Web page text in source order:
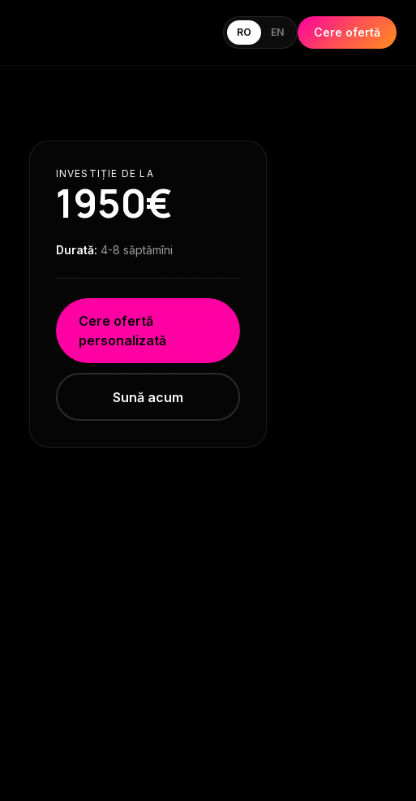
RO EN Cere ofertă
INVESTIȚIE DE LA
1950€
Durată: 4-8 săptămîni
Cere ofertă
personalizată
Sună acum